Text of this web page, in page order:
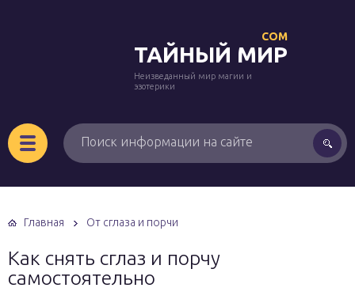
ТАЙНЫЙ МИР
COM
Неизведанный мир магии и
эзотерики
Главная От сглаза и порчи
Как снять сглаз и порчу
самостоятельно